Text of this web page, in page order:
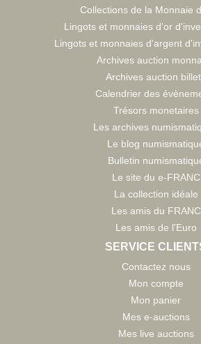
Collections de la Monnaie
Lingots et monnaies d'or
Lingots et monnaies d'argent
Archives auction
Archives auction
Calendrier des
Trésors monetaires
Les archives
Le blog
Bulletin
Le site du e-FRANC
La collection idéale
Les amis du FRANC
Les amis de l'Euro
SERVICE
Contactez nous
Mon compte
Mon panier
Mes e-auctions
Mes live auctions